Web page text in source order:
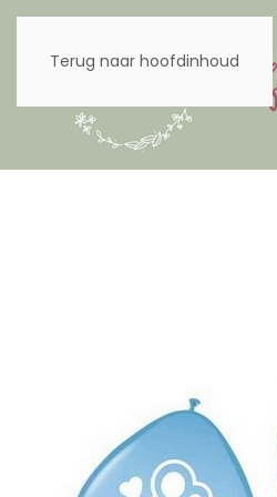
Terug naar hoofdinhoud